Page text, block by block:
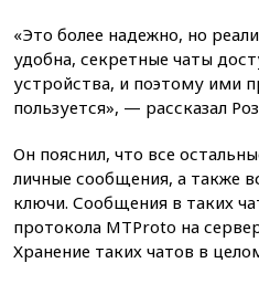
«Это более надежно, но
удобна, секретные чаты
устройства, и поэтому ими
пользуется», — рассказал
Он пояснил, что все
личные сообщения, а также
ключи. Сообщения в таких
протокола MTProto на
Хранение таких чатов в